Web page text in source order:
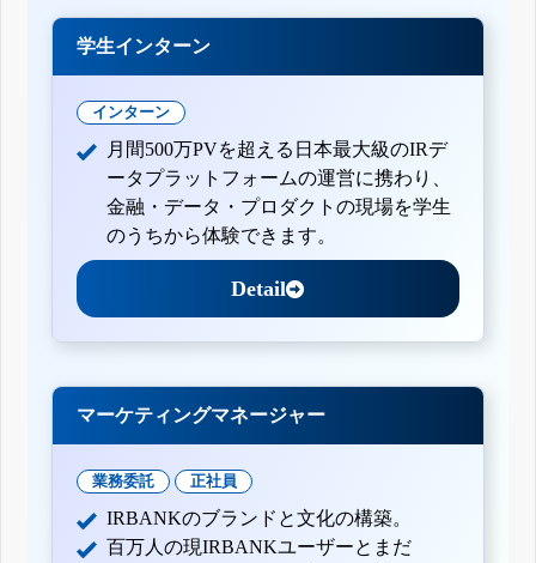
学生インターン
インターン
月間500万PVを超える日本最大級のIRデ
ータプラットフォームの運営に携わり、
金融・データ・プロダクトの現場を学生
のうちから体験できます。
Detail
マーケティングマネージャー
業務委託 正社員
IRBANKのブランドと文化の構築。
百万人の現IRBANKユーザーとまだ